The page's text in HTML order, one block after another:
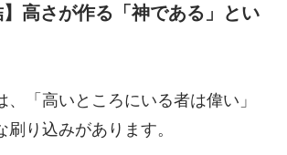
】高さが作る「神である」とい
、「高いところにいる者は偉い」
刷り込みがあります。